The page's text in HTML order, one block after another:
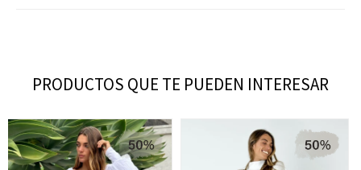
PRODUCTOS QUE TE PUEDEN INTERESAR